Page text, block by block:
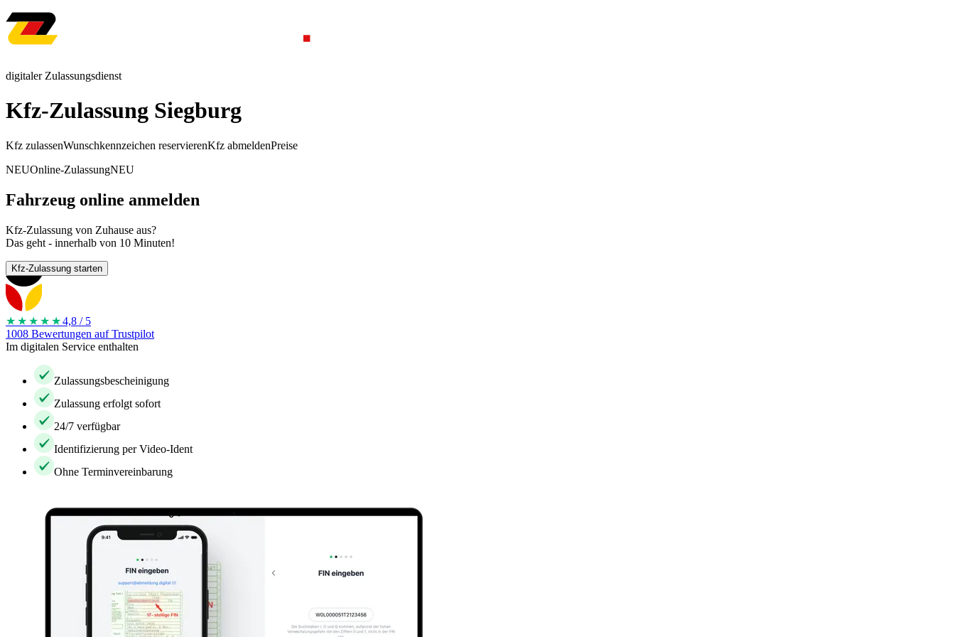
digitaler Zulassungsdienst
Kfz-Zulassung Siegburg
Kfz zulassenWunschkennzeichen reservierenKfz abmeldenPreise
NEUOnline-ZulassungNEU
Fahrzeug online anmelden
Kfz-Zulassung von Zuhause aus?
Das geht - innerhalb von 10 Minuten!
Kfz-Zulassung starten
★★★★ ★4,8 / 5
1008 Bewertungen auf Trustpilot
Im digitalen Service enthalten
Zulassungsbescheinigung
Zulassung erfolgt sofort
24/7 verfügbar
Identifizierung per Video-Ident
Ohne Terminvereinbarung